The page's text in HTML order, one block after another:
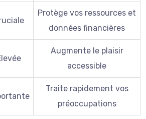
Protège vos ressources et
données financières
Augmente le plaisir
accessible
Traite rapidement vos
préoccupations